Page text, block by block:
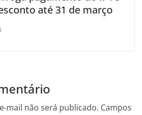
até 31 de março
mail não será publicado. Campos